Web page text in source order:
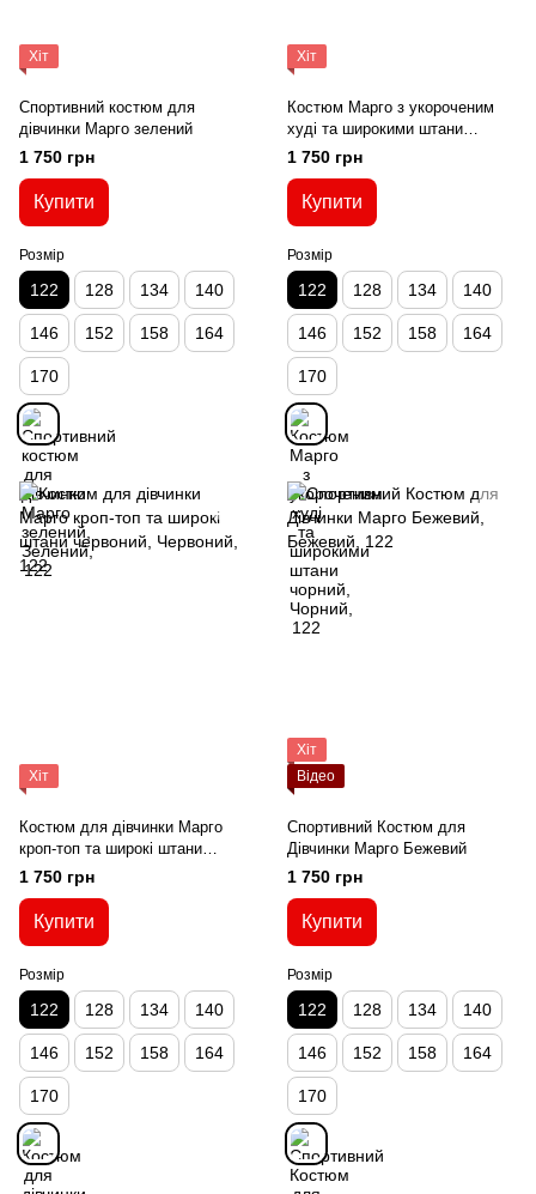
Хіт
Спортивний костюм для
дівчинки Марго зелений
1 750 грн
Купити
Розмір
122 128 134 140
146 152 158 164
170
Хіт
Костюм Марго з укороченим
худі та широкими штани
чорний
1 750 грн
Купити
Розмір
122 128 134 140
146 152 158 164
170
Хіт
Костюм для дівчинки Марго
кроп-топ та широкі штани
червоний
1 750 грн
Купити
Розмір
122 128 134 140
146 152 158 164
170
Хіт
Відео
Спортивний Костюм для
Дівчинки Марго Бежевий
1 750 грн
Купити
Розмір
122 128 134 140
146 152 158 164
170